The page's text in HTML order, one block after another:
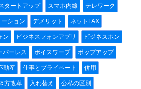
スタートアップ スマホ内線 テレワーク
ション デメリット ネットFAX
ン ビジネスフォンアプリ ビジネスホン
パーレス ボイスワープ ポップアップ
動産 仕事とプライベート 併用
方改革 入れ替え 公私の区別